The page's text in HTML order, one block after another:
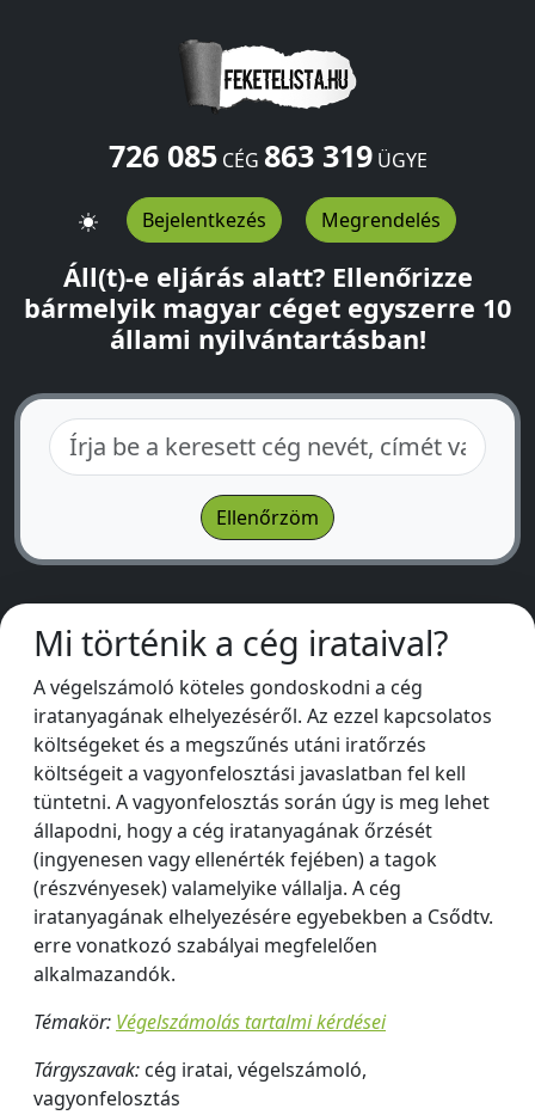
726 085CÉG 863 319ÜGYE
Bejelentkezés Megrendelés
Áll(t)-e eljárás alatt? Ellenőrizze
bármelyik magyar céget egyszerre 10
állami nyilvántartásban!
Mi történik a cég irataival?
A végelszámoló köteles gondoskodni a cég
iratanyagának elhelyezéséről. Az ezzel kapcsolatos
költségeket és a megszűnés utáni iratőrzés
költségeit a vagyonfelosztási javaslatban fel kell
tüntetni. A vagyonfelosztás során úgy is meg lehet
állapodni, hogy a cég iratanyagának őrzését
(ingyenesen vagy ellenérték fejében) a tagok
(részvényesek) valamelyike vállalja. A cég
iratanyagának elhelyezésére egyebekben a Csődtv.
erre vonatkozó szabályai megfelelően
alkalmazandók.
Témakör: Végelszámolás tartalmi kérdései
Tárgyszavak: cég iratai, végelszámoló,
vagyonfelosztás